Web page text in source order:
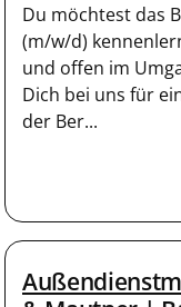
Du möchtest das
(m/w/d)
und offen im
Dich bei uns für
der Ber...